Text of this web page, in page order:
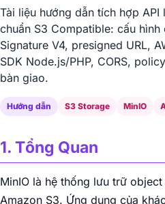
Tài liệu hướng dẫn tích hợp API
chuẩn S3 Compatible: cấu
Signature V4, presigned URL,
SDK Node.js/PHP, CORS,
bàn giao.
Hướng dẫn S3 Storage MinIO
1. Tổng Quan
MinIO là hệ thống lưu trữ
Amazon S3. Ứng dụng của